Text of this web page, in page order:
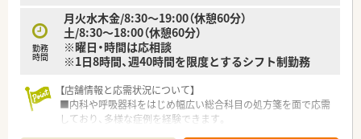
勤務
時間
月火水木金/8:30～19:00（休憩60分）
土/8:30～18:00（休憩60分）
※曜日・時間は応相談
※1日8時間、週40時間を限度とするシフト制勤務
【店舗情報と応需状況について】
■内科や呼吸器科をはじめ幅広い総合科目の処方箋を面で応需
しており、多様な症例を経験できます。